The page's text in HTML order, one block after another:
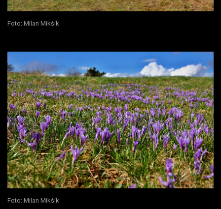
Foto: Milan Mikšík
Foto: Milan Mikšík